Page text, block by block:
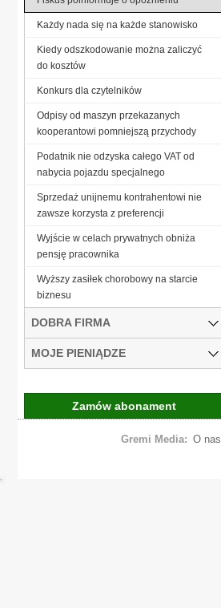
Każdy nada się na każde stanowisko
Kiedy odszkodowanie można zaliczyć
do kosztów
Konkurs dla czytelników
Odpisy od maszyn przekazanych
kooperantowi pomniejszą przychody
Podatnik nie odzyska całego VAT od
nabycia pojazdu specjalnego
Sprzedaż unijnemu kontrahentowi nie
zawsze korzysta z preferencji
Wyjście w celach prywatnych obniża
pensję pracownika
Wyższy zasiłek chorobowy na starcie
biznesu
DOBRA FIRMA
MOJE PIENIĄDZE
Zamów abonament
Gremi Media: O nas